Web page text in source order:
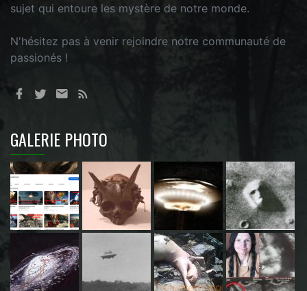
sujet qui entoure les mystère de notre monde.
N'hésitez pas à venir rejoindre notre communauté de
passionés !
GALERIE PHOTO